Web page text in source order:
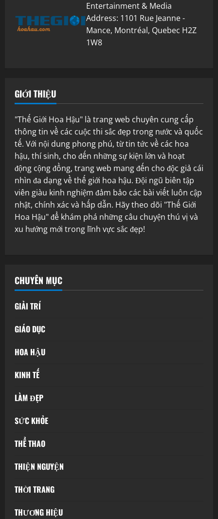
Entertainment & Media
Address: 1101 Rue Jeanne -
Mance, Montréal, Quebec H2Z
1W8
GIỚI THIỆU
"Thế Giới Hoa Hậu" là trang web chuyên cung cấp
thông tin về các cuộc thi sắc đẹp trong nước và quốc
tế. Với nội dung phong phú, từ tin tức về các hoa
hậu, thí sinh, cho đến những sự kiện lớn và hoạt
động cộng đồng, trang web mang đến cho độc giả cái
nhìn đa dạng về thế giới hoa hậu. Đội ngũ biên tập
viên giàu kinh nghiệm đảm bảo các bài viết luôn cập
nhật, chính xác và hấp dẫn. Hãy theo dõi "Thế Giới
Hoa Hậu" để khám phá những câu chuyện thú vị và
xu hướng mới trong lĩnh vực sắc đẹp!
CHUYÊN MỤC
GIẢI TRÍ
GIÁO DỤC
HOA HẬU
KINH TẾ
LÀM ĐẸP
SỨC KHỎE
THỂ THAO
THIỆN NGUYỆN
THỜI TRANG
THƯƠNG HIỆU